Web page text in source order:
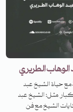
الطريري
حياة الشيخ عبد
مثل: الشيخ عبد
الشيخ مع فن